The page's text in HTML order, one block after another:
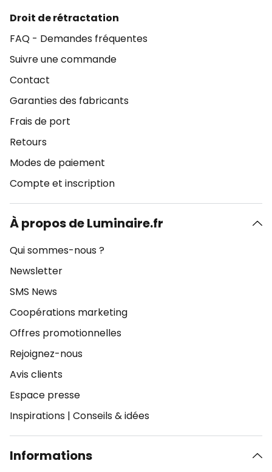
Droit de rétractation
FAQ - Demandes fréquentes
Suivre une commande
Contact
Garanties des fabricants
Frais de port
Retours
Modes de paiement
Compte et inscription
À propos de Luminaire.fr
Qui sommes-nous ?
Newsletter
SMS News
Coopérations marketing
Offres promotionnelles
Rejoignez-nous
Avis clients
Espace presse
Inspirations | Conseils & idées
Informations